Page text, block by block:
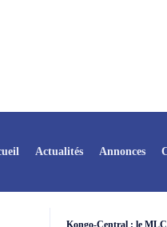
Actualités Annonces
Kongo-Central : le